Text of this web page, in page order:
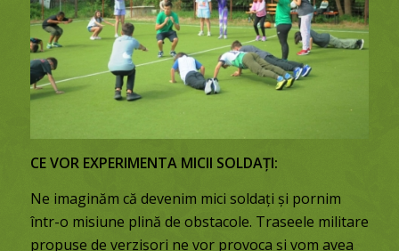
CE VOR EXPERIMENTA MICII SOLDAȚI:
Ne imaginăm că devenim mici soldați și pornim
într-o misiune plină de obstacole. Traseele militare
propuse de verzișori ne vor provoca și vom avea